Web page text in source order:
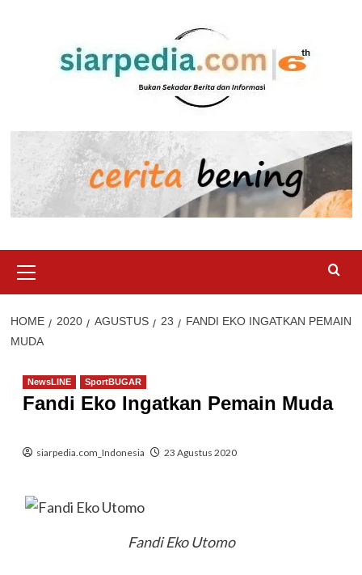
Menu
HOME 2020 AGUSTUS 23
FANDI EKO INGATKAN PEMAIN
MUDA
NewsLINE SportBUGAR
Fandi Eko Ingatkan Pemain Muda
siarpedia.com_Indonesia 23 Agustus 2020
Fandi Eko Utomo